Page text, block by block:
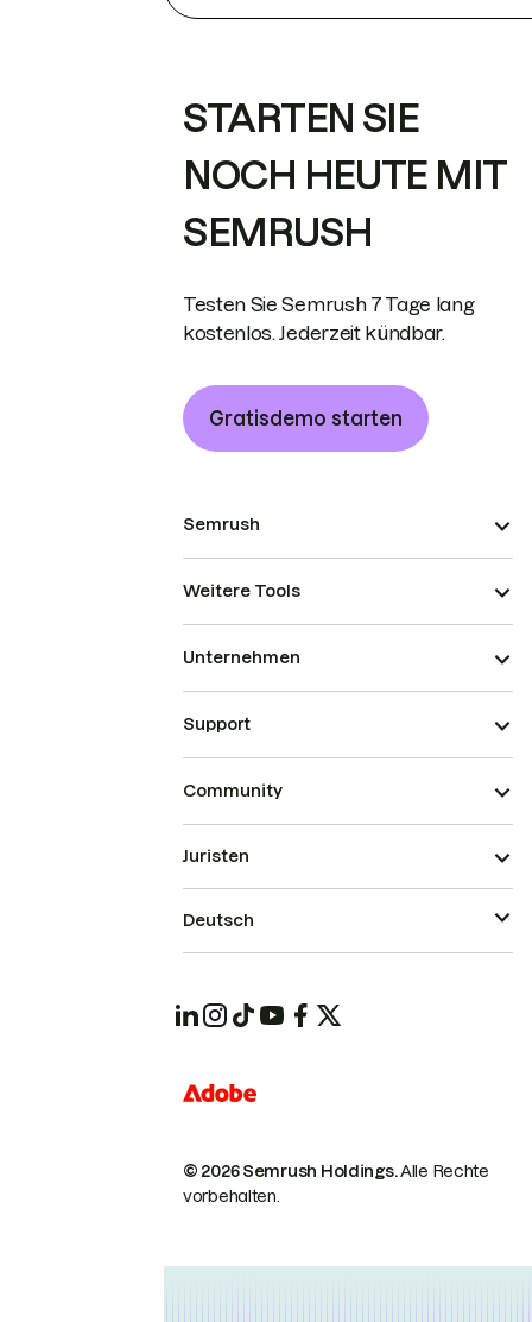
STARTEN SIE
NOCH HEUTE MIT
SEMRUSH
Testen Sie Semrush 7 Tage lang
kostenlos. Jederzeit kündbar.
Gratisdemo starten
Semrush
Weitere Tools
Unternehmen
Support
Community
© 2026 Semrush Holdings.Alle Rechte
vorbehalten.
Juristen
Deutsch